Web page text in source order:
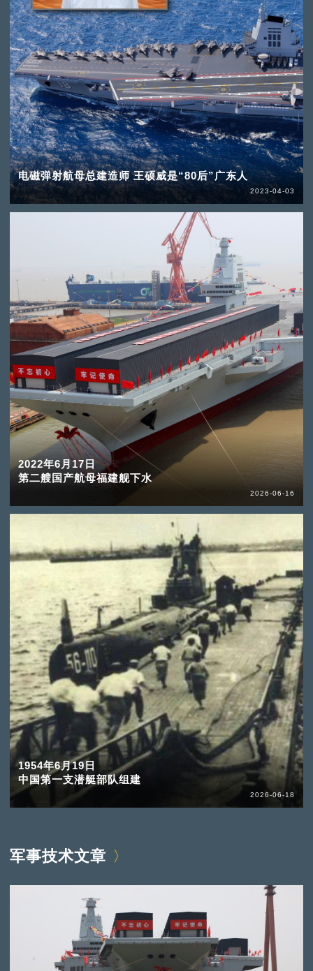
电磁弹射航母总建造师 王硕威是“80后”广东人
2023-04-03
2022年6月17日
第二艘国产航母福建舰下水
2026-06-16
1954年6月19日
中国第一支潜艇部队组建
2026-06-18
军事技术文章